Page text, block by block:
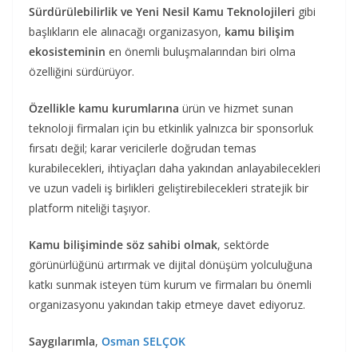
Sürdürülebilirlik ve Yeni Nesil Kamu Teknolojileri gibi
başlıkların ele alınacağı organizasyon, kamu bilişim
ekosisteminin en önemli buluşmalarından biri olma
özelliğini sürdürüyor.
Özellikle kamu kurumlarına ürün ve hizmet sunan
teknoloji firmaları için bu etkinlik yalnızca bir sponsorluk
fırsatı değil; karar vericilerle doğrudan temas
kurabilecekleri, ihtiyaçları daha yakından anlayabilecekleri
ve uzun vadeli iş birlikleri geliştirebilecekleri stratejik bir
platform niteliği taşıyor.
Kamu bilişiminde söz sahibi olmak, sektörde
görünürlüğünü artırmak ve dijital dönüşüm yolculuğuna
katkı sunmak isteyen tüm kurum ve firmaları bu önemli
organizasyonu yakından takip etmeye davet ediyoruz.
Saygılarımla, Osman SELÇOK